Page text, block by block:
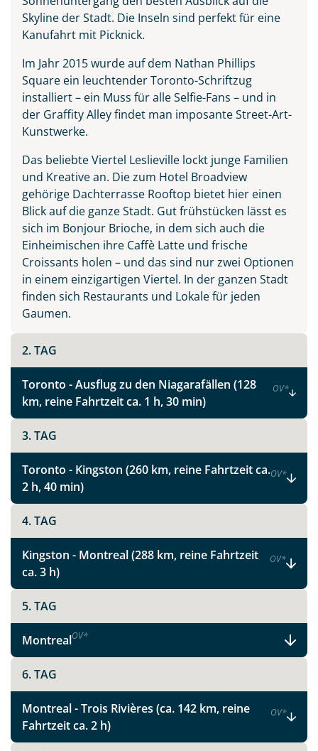
Skyline der Stadt. Die Inseln sind perfekt für eine
Kanufahrt mit Picknick.
Im Jahr 2015 wurde auf dem Nathan Phillips
Square ein leuchtender Toronto-Schriftzug
installiert – ein Muss für alle Selfie-Fans – und in
der Graffity Alley findet man imposante Street-Art-
Kunstwerke.
Das beliebte Viertel Leslieville lockt junge Familien
und Kreative an. Die zum Hotel Broadview
gehörige Dachterrasse Rooftop bietet hier einen
Blick auf die ganze Stadt. Gut frühstücken lässt es
sich im Bonjour Brioche, in dem sich auch die
Einheimischen ihre Caffè Latte und frische
Croissants holen – und das sind nur zwei Optionen
in einem einzigartigen Viertel. In der ganzen Stadt
finden sich Restaurants und Lokale für jeden
Gaumen.
2. TAG
Toronto - Ausflug zu den Niagarafällen (128
km, reine Fahrtzeit ca. 1 h, 30 min)
OV*
3. TAG
Toronto - Kingston (260 km, reine Fahrtzeit ca.
2 h, 40 min)
OV*
4. TAG
Kingston - Montreal (288 km, reine Fahrtzeit
ca. 3 h)
OV*
5. TAG
MontrealOV*
6. TAG
Montreal - Trois Rivières (ca. 142 km, reine
Fahrtzeit ca. 2 h)
OV*